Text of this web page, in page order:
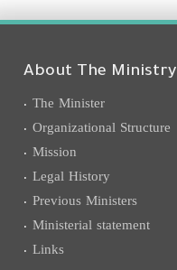
About The Ministry
The Minister
Organizational Structure
Mission
Legal History
Previous Ministers
Ministerial statement
Links